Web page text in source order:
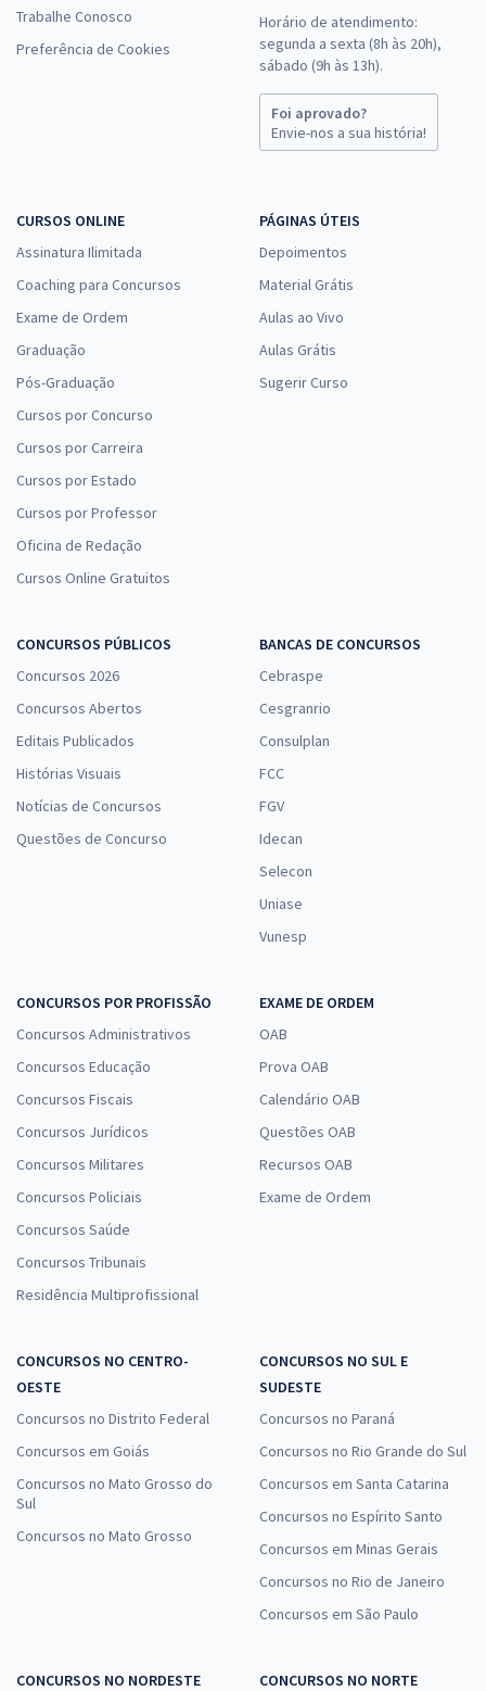
Trabalhe Conosco
Preferência de Cookies
Horário de atendimento:
segunda a sexta (8h às 20h),
sábado (9h às 13h).
Foi aprovado?
Envie-nos a sua história!
CURSOS ONLINE
Assinatura Ilimitada
Coaching para Concursos
Exame de Ordem
Graduação
Pós-Graduação
Cursos por Concurso
Cursos por Carreira
Cursos por Estado
Cursos por Professor
Oficina de Redação
Cursos Online Gratuitos
PÁGINAS ÚTEIS
Depoimentos
Material Grátis
Aulas ao Vivo
Aulas Grátis
Sugerir Curso
CONCURSOS PÚBLICOS
Concursos 2026
Concursos Abertos
Editais Publicados
Histórias Visuais
Notícias de Concursos
Questões de Concurso
BANCAS DE CONCURSOS
Cebraspe
Cesgranrio
Consulplan
FCC
FGV
Idecan
Selecon
Uniase
Vunesp
CONCURSOS POR PROFISSÃO
Concursos Administrativos
Concursos Educação
Concursos Fiscais
Concursos Jurídicos
Concursos Militares
Concursos Policiais
Concursos Saúde
Concursos Tribunais
Residência Multiprofissional
EXAME DE ORDEM
OAB
Prova OAB
Calendário OAB
Questões OAB
Recursos OAB
Exame de Ordem
CONCURSOS NO CENTRO-
OESTE
Concursos no Distrito Federal
Concursos em Goiás
Concursos no Mato Grosso do
Sul
Concursos no Mato Grosso
CONCURSOS NO SUL E
SUDESTE
Concursos no Paraná
Concursos no Rio Grande do Sul
Concursos em Santa Catarina
Concursos no Espírito Santo
Concursos em Minas Gerais
Concursos no Rio de Janeiro
Concursos em São Paulo
CONCURSOS NO NORDESTE
CONCURSOS NO NORTE